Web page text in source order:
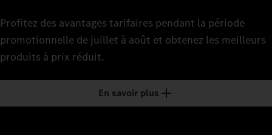
Profitez des avantages tarifaires pendant la période
promotionnelle de juillet à août et obtenez les meilleurs
produits à prix réduit.
En savoir plus